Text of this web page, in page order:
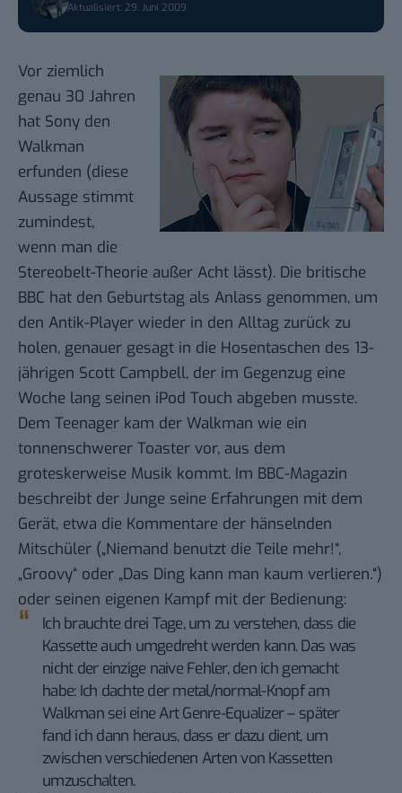
Aktualisiert: 29. Juni 2009
Vor ziemlich
genau 30 Jahren
hat Sony den
Walkman
erfunden (diese
Aussage stimmt
zumindest,
wenn man die
Stereobelt-Theorie außer Acht lässt). Die britische
BBC hat den Geburtstag als Anlass genommen, um
den Antik-Player wieder in den Alltag zurück zu
holen, genauer gesagt in die Hosentaschen des 13-
jährigen Scott Campbell, der im Gegenzug eine
Woche lang seinen iPod Touch abgeben musste.
Dem Teenager kam der Walkman wie ein
tonnenschwerer Toaster vor, aus dem
groteskerweise Musik kommt. Im BBC-Magazin
beschreibt der Junge seine Erfahrungen mit dem
Gerät, etwa die Kommentare der hänselnden
Mitschüler („Niemand benutzt die Teile mehr!“,
„Groovy“ oder „Das Ding kann man kaum verlieren.“)
oder seinen eigenen Kampf mit der Bedienung:
Ich brauchte drei Tage, um zu verstehen, dass die
Kassette auch umgedreht werden kann. Das was
nicht der einzige naive Fehler, den ich gemacht
habe: Ich dachte der metal/normal-Knopf am
Walkman sei eine Art Genre-Equalizer – später
fand ich dann heraus, dass er dazu dient, um
zwischen verschiedenen Arten von Kassetten
umzuschalten.